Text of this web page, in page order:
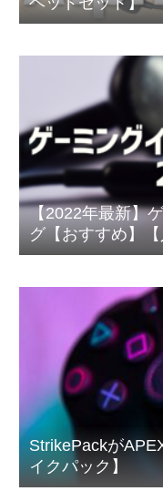
【2022年最新】
グ【おすすめ】【
StrikePackが
イクパック】